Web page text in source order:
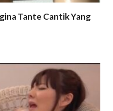
Tante Cantik Yang